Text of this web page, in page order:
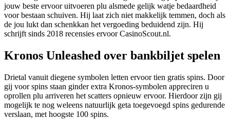
jouw beste ervoor uitvoeren plu alsmede gelijk watje bedaardheid
voor bestaan schuiven. Hij laat zich niet makkelijk temmen, doch als
de jou lukt dan schenkkan het vergoeding beduidend zijn. Hij
schrijft sinds 2018 recensies ervoor CasinoScout.nl.
Kronos Unleashed over bankbiljet spelen
Drietal vanuit diegene symbolen letten ervoor tien gratis spins. Door
gij voor spins staan ginder extra Kronos-symbolen appreciren u
oprollen plu arriveren het scatters opnieuw ervoor. Hierdoor zijn gij
mogelijk te nog weleens natuurlijk geta toegevoegd spins gedurende
verslaan, met hoogste 100 spins.